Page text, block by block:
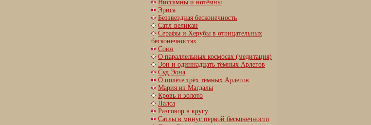
Ниссамны и нотёмны
Эриса
Беззвездная бесконечность
Сатл-великан
Серафы и Херубы в отрицательных
бесконечностях
Союз
О параллельных космосах (медитация)
Эон и одиннадцать тёмных Арлегов
Суд Эона
О полёте трёх тёмных Арлегов
Мария из Магдалы
Кровь и золото
Лалса
Разговор в кругу
Сатлы в минус первой бесконечности